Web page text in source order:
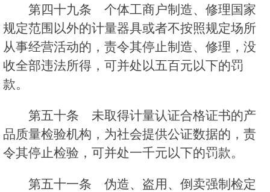
第四十九条 个体工商户制造、修理国家
规定范围以外的计量器具或者不按照规定场所
从事经营活动的，责令其停止制造、修理，没
收全部违法所得，可并处以五百元以下的罚
款。
第五十条 未取得计量认证合格证书的产
品质量检验机构，为社会提供公证数据的，责
令其停止检验，可并处一千元以下的罚款。
第五十一条 伪造、盗用、倒卖强制检定